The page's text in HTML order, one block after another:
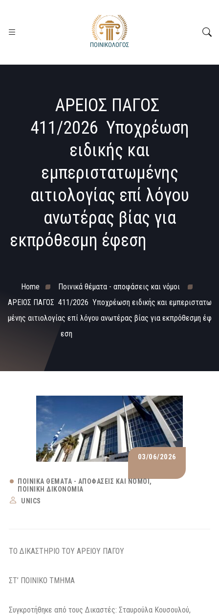
ΑΡΕΙΟΣ ΠΑΓΟΣ
411/2026 Υποχρέωση
ειδικής και
εμπεριστατωμένης
αιτιολογίας επί λόγου
ανωτέρας βίας για
εκπρόθεσμη έφεση
Home
Ποινικά θέματα - αποφάσεις και νόμοι
ΑΡΕΙΟΣ ΠΑΓΟΣ 411/2026 Υποχρέωση ειδικής και εμπεριστατω
μένης αιτιολογίας επί λόγου ανωτέρας βίας για εκπρόθεσμη έφ
εση
03/06/2026
ΠΟΙΝΙΚΆ ΘΈΜΑΤΑ - ΑΠΟΦΆΣΕΙΣ ΚΑΙ ΝΌΜΟΙ
ΠΟΙΝΙΚΉ ΔΙΚΟΝΟΜΊΑ
UNICS
ΤΟ ΔΙΚΑΣΤΗΡΙΟ ΤΟΥ ΑΡΕΙΟΥ ΠΑΓΟΥ
ΣΤ’ ΠΟΙΝΙΚΟ ΤΜΗΜΑ
Συγκροτήθηκε από τους Δικαστές: Σταυρούλα Κουσουλού,